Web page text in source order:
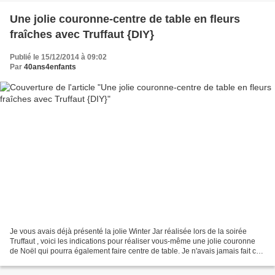
Une jolie couronne-centre de table en fleurs
fraîches avec Truffaut {DIY}
Publié le 15/12/2014 à 09:02
Par 40ans4enfants
Je vous avais déjà présenté la jolie Winter Jar réalisée lors de la soirée
Truffaut , voici les indications pour réaliser vous-même une jolie couronne
de Noël qui pourra également faire centre de table. Je n'avais jamais fait ce